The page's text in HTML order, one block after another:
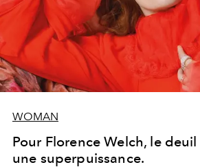
WOMAN
Pour Florence Welch, le
une superpuissance.